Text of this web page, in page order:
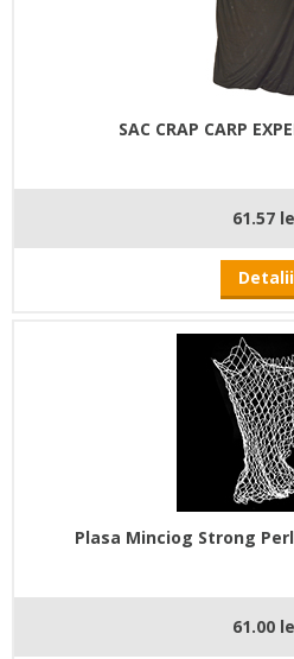
SAC CRAP CARP
61.57
Detalii
Plasa Minciog Strong
61.00